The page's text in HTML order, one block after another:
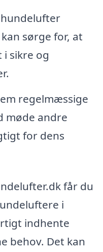
hundelufter
sørge for, at
sikre og
regelmæssige
møde andre
for dens
får du
i
indhente
behov. Det kan